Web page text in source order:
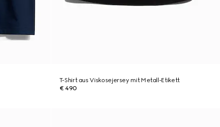
T-Shirt aus Viskosejersey mit Metall-Etikett
€ 490